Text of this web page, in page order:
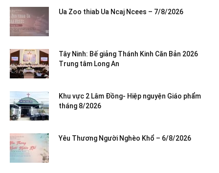
Ua Zoo thiab Ua Ncaj Ncees – 7/8/2026
Tây Ninh: Bế giảng Thánh Kinh Căn Bản 2026
Trung tâm Long An
Khu vực 2 Lâm Đồng- Hiệp nguyện Giáo phẩm
tháng 8/2026
Yêu Thương Người Nghèo Khổ – 6/8/2026